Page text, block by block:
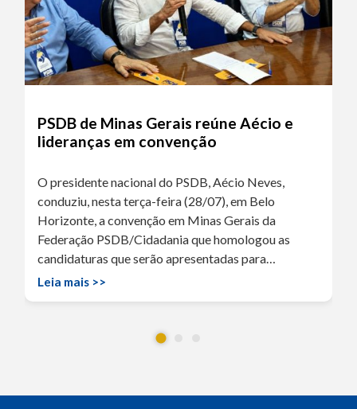
PSDB de Minas Gerais reúne Aécio e
lideranças em convenção
O presidente nacional do PSDB, Aécio Neves,
conduziu, nesta terça-feira (28/07), em Belo
Horizonte, a convenção em Minas Gerais da
Federação PSDB/Cidadania que homologou as
candidaturas que serão apresentadas para…
Leia mais >>